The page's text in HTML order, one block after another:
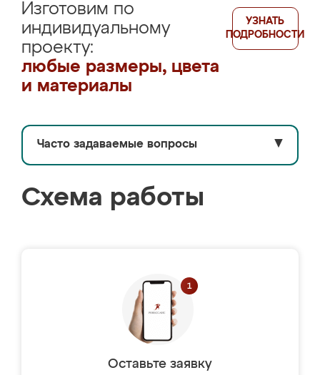
Изготовим по
индивидуальному
проекту:
любые размеры, цвета
и материалы
УЗНАТЬ
ПОДРОБНОСТИ
Часто задаваемые вопросы ▼
Схема работы
Оставьте заявку